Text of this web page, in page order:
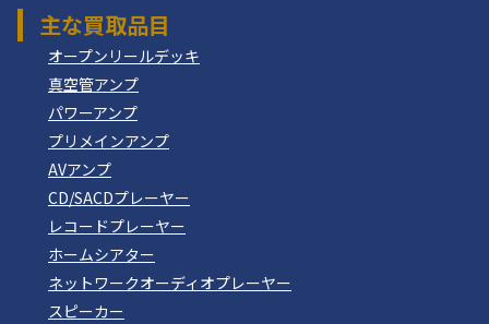
主な買取品目
オープンリールデッキ
真空管アンプ
パワーアンプ
プリメインアンプ
AVアンプ
CD/SACDプレーヤー
レコードプレーヤー
ホームシアター
ネットワークオーディオプレーヤー
スピーカー